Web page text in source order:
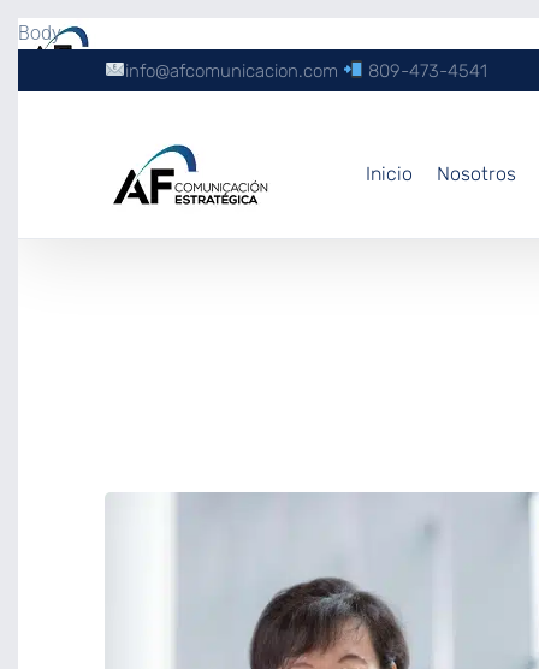
Body
info@afcomunicacion.com 809-473-4541
Inicio Nosotros